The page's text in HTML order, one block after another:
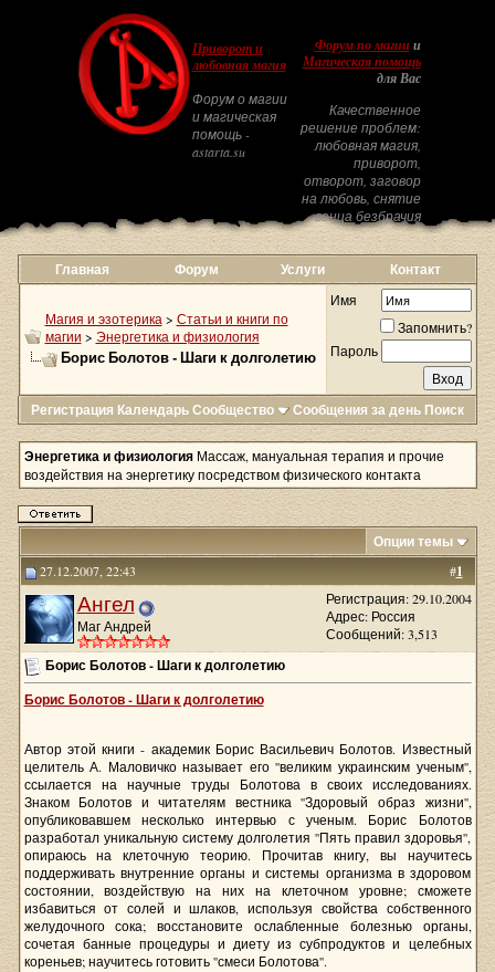
Приворот и
любовная магия
Форум о магии
и магическая
помощь -
astarta.su
Форум по магиии
Магическая помощь
для Вас
Качественное
решение проблем:
любовная магия,
приворот,
отворот, заговор
на любовь, снятие
венца безбрачия
Главная Форум Услуги Контакт
Магия и эзотерика > Статьи и книги по
магии > Энергетика и физиология
Борис Болотов - Шаги к долголетию
Имя
Запомнить?
Пароль
Регистрация КалендарьСообщество Сообщения за день Поиск
Энергетика и физиология Массаж, мануальная терапия и прочие
воздействия на энергетику посредством физического контакта
Опции темы
#1
27.12.2007, 22:43
Ангел
Маг Андрей
Регистрация: 29.10.2004
Адрес: Россия
Сообщений: 3,513
Борис Болотов - Шаги к долголетию
Борис Болотов - Шаги к долголетию
Автор этой книги - академик Борис Васильевич Болотов. Известный
целитель А. Маловичко называет его ''великим украинским ученым'',
ссылается на научные труды Болотова в своих исследованиях.
Знаком Болотов и читателям вестника ''Здоровый образ жизни'',
опубликовавшем несколько интервью с ученым. Борис Болотов
разработал уникальную систему долголетия ''Пять правил здоровья'',
опираюсь на клеточную теорию. Прочитав книгу, вы научитесь
поддерживать внутренние органы и системы организма в здоровом
состоянии, воздействую на них на клеточном уровне; сможете
избавиться от солей и шлаков, используя свойства собственного
желудочного сока; восстановите ослабленные болезнью органы,
сочетая банные процедуры и диету из субпродуктов и целебных
кореньев; научитесь готовить ''смеси Болотова''.